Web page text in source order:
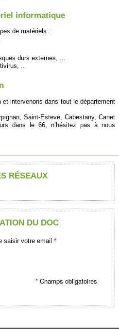
informatique
de matériels :
durs externes, ...
..
intervenons dans tout le département
Saint-Esteve, Cabestany, Canet
dans le 66, n’hésitez pas à nous
RÉSEAUX
DU DOC
saisir votre email *
* Champs obligatoires